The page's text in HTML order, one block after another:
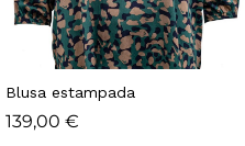
Blusa estampada
139,00 €